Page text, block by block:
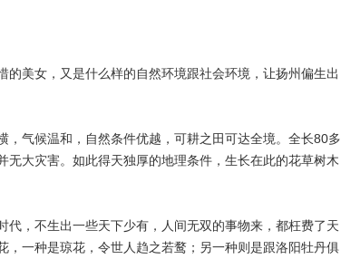
美女，又是什么样的自然环境跟社会环境，让扬州偏生出
气候温和，自然条件优越，可耕之田可达全境。全长80多
无大灾害。如此得天独厚的地理条件，生长在此的花草树木
，不生出一些天下少有，人间无双的事物来，都枉费了天
，一种是琼花，令世人趋之若鹜；另一种则是跟洛阳牡丹俱